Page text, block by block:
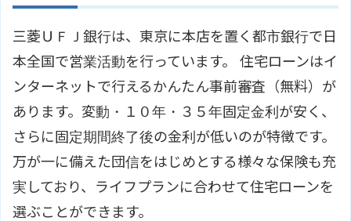
三菱ＵＦＪ銀行は、東京に本店を置く都市銀行で日
本全国で営業活動を行っています。 住宅ローンはイ
ンターネットで行えるかんたん事前審査（無料）が
あります。変動・１０年・３５年固定金利が安く、
さらに固定期間終了後の金利が低いのが特徴です。
万が一に備えた団信をはじめとする様々な保険も充
実しており、ライフプランに合わせて住宅ローンを
選ぶことができます。